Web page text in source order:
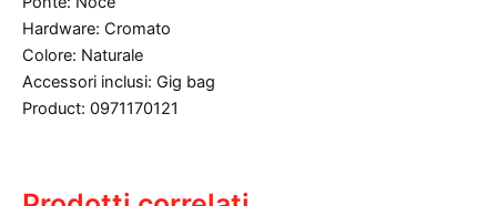
Hardware: Cromato
Colore: Naturale
Accessori inclusi: Gig bag
Product: 0971170121